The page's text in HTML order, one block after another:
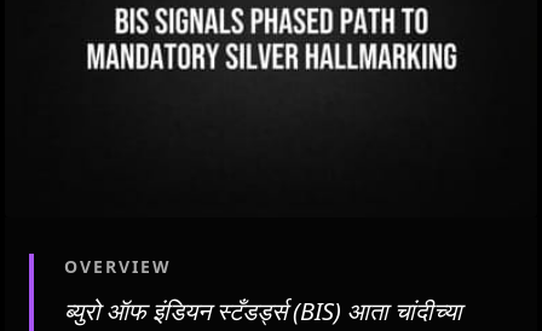
OVERVIEW
ब्युरो ऑफ इंडियन स्टँडर्ड्स (BIS) आता चांदीच्या